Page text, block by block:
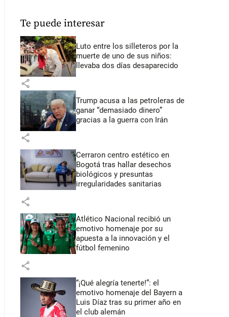
Te puede interesar
Luto entre los silleteros por la
muerte de uno de sus niños:
llevaba dos días desaparecido
share
Trump acusa a las petroleras de
ganar “demasiado dinero”
gracias a la guerra con Irán
share
Cerraron centro estético en
Bogotá tras hallar desechos
biológicos y presuntas
irregularidades sanitarias
share
Atlético Nacional recibió un
emotivo homenaje por su
apuesta a la innovación y el
fútbol femenino
share
“¡Qué alegría tenerte!”: el
emotivo homenaje del Bayern a
Luis Díaz tras su primer año en
el club alemán